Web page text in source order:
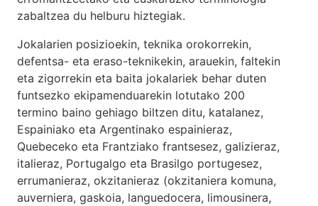
zabaltzea du helburu hiztegiak.
Jokalarien posizioekin, teknika orokorrekin,
defentsa- eta eraso-teknikekin, arauekin, faltekin
eta zigorrekin eta baita jokalariek behar duten
funtsezko ekipamenduarekin lotutako 200
termino baino gehiago biltzen ditu, katalanez,
Espainiako eta Argentinako espainieraz,
Quebeceko eta Frantziako frantsesez, galizieraz,
italieraz, Portugalgo eta Brasilgo portugesez,
errumanieraz, okzitanieraz (okzitaniera komuna,
auverniera, gaskoia, languedocera, limousinera,